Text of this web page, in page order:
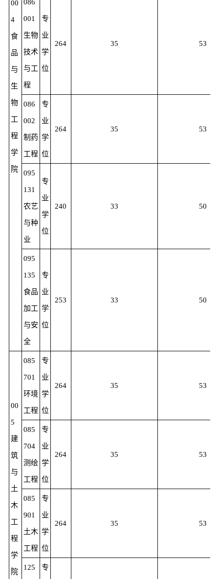
00
4
食
品
与
生
物
工
程
学
院
086
001
生物
技术
与工
程
专
业
学
位
264 35 53
086
002
制药
工程
专
业
学
位
264 35 53
095
131
农艺
与种
业
专
业
学
位
240 33 50
095
135
食品
加工
与安
全
专
业
学
位
253 33 50
00
5
建
筑
与
土
木
工
程
学
院
085
701
环境
工程
专
业
学
位
264 35 53
085
704
测绘
工程
专
业
学
位
264 35 53
085
901
土木
工程
专
业
学
位
264 35 53
125 专